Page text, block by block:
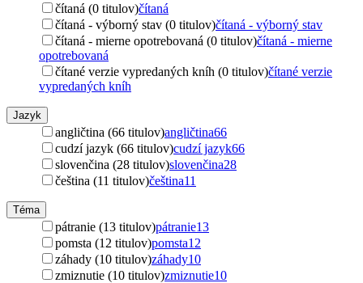
čítaná (0 titulov)čítaná
čítaná - výborný stav (0 titulov)čítaná - výborný stav
čítaná - mierne opotrebovaná (0 titulov)čítaná - mierne
opotrebovaná
čítané verzie vypredaných kníh (0 titulov)čítané verzie
vypredaných kníh
Jazyk
angličtina (66 titulov)angličtina66
cudzí jazyk (66 titulov)cudzí jazyk66
slovenčina (28 titulov)slovenčina28
čeština (11 titulov)čeština11
Téma
pátranie (13 titulov)pátranie13
pomsta (12 titulov)pomsta12
záhady (10 titulov)záhady10
zmiznutie (10 titulov)zmiznutie10